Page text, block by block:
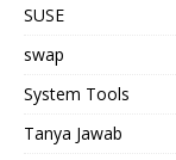
SUSE
swap
System Tools
Tanya Jawab